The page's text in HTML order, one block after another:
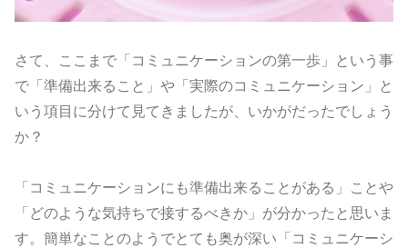
さて、ここまで「コミュニケーションの第一歩」という事
で「準備出来ること」や「実際のコミュニケーション」と
いう項目に分けて見てきましたが、いかがだったでしょう
か？
「コミュニケーションにも準備出来ることがある」ことや
「どのような気持ちで接するべきか」が分かったと思いま
す。簡単なことのようでとても奥が深い「コミュニケーシ